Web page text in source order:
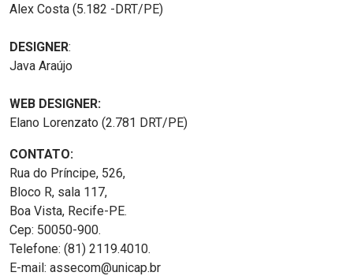
Alex Costa (5.182 -DRT/PE)
DESIGNER:
Java Araújo
WEB DESIGNER:
Elano Lorenzato (2.781 DRT/PE)
CONTATO:
Rua do Príncipe, 526,
Bloco R, sala 117,
Boa Vista, Recife-PE.
Cep: 50050-900.
Telefone: (81) 2119.4010.
E-mail: assecom@unicap.br